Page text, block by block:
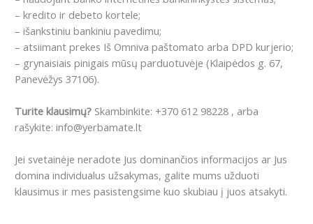
– kredito ir debeto kortele;
– išankstiniu bankiniu pavedimu;
– atsiimant prekes Iš Omniva paštomato arba DPD kurjerio;
– grynaisiais pinigais mūsų parduotuvėje (Klaipėdos g. 67,
Panevėžys 37106).
Turite klausimų? Skambinkite: +370 612 98228 , arba
rašykite: info@yerbamate.lt
Jei svetainėje neradote Jus dominančios informacijos ar Jus
domina individualus užsakymas, galite mums užduoti
klausimus ir mes pasistengsime kuo skubiau į juos atsakyti.